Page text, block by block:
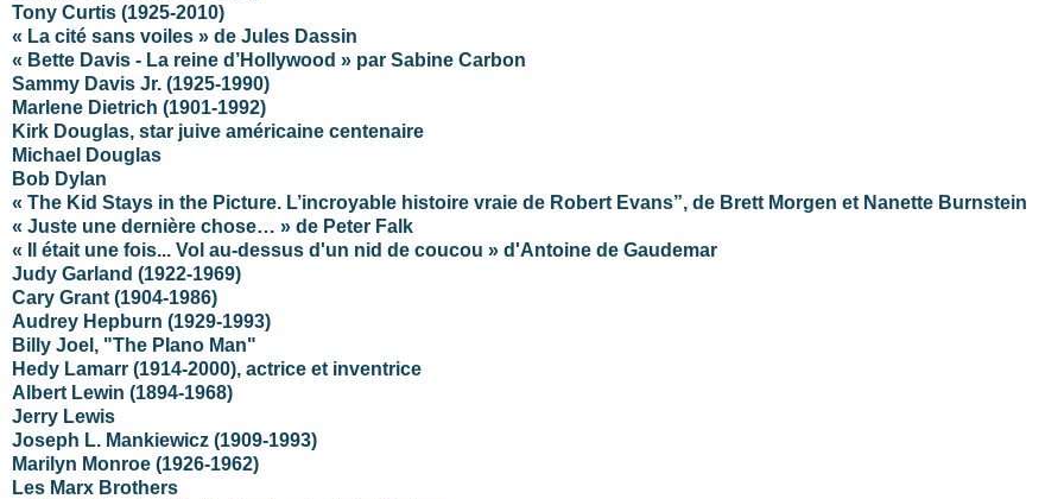
Tony Curtis (1925-2010)
« La cité sans voiles » de Jules Dassin
« Bette Davis - La reine d’Hollywood » par Sabine Carbon
Sammy Davis Jr. (1925-1990)
Marlene Dietrich (1901-1992)
Kirk Douglas, star juive américaine centenaire
Michael Douglas
Bob Dylan
« The Kid Stays in the Picture. L’incroyable histoire vraie de Robert Evans”, de Brett Morgen et Nanette Burnstein
« Juste une dernière chose… » de Peter Falk
« Il était une fois... Vol au-dessus d'un nid de coucou » d'Antoine de Gaudemar
Judy Garland (1922-1969)
Cary Grant (1904-1986)
Audrey Hepburn (1929-1993)
Billy Joel, "The PIano Man"
Hedy Lamarr (1914-2000), actrice et inventrice
Albert Lewin (1894-1968)
Jerry Lewis
Joseph L. Mankiewicz (1909-1993)
Marilyn Monroe (1926-1962)
Les Marx Brothers